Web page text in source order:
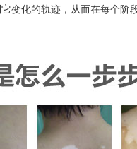
变化的轨迹，从而在每个阶